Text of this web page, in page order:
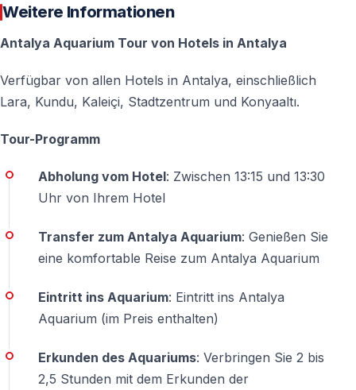
und entdecken Sie die faszinierende
Unterwasserwelt Antalyas.
Häufig gestellte Fragen (FAQ)
Wie lange dauert die Antalya Aquarium Tour?
Die Tour dauert in der Regel etwa 3–4 Stunden
inklusive Transfers und Freizeit im Aquarium.
Ist der Hoteltransfer im Preis inbegriffen?
Ja, der Abhol- und Rücktransfer aus den genannten
Regionen ist inklusive.
Ist die Tour für Kinder geeignet?
Ja, das Antalya Aquarium ist besonders
familienfreundlich und sehr beliebt bei Kindern.
Weitere Informationen
Antalya Aquarium Tour von Hotels in Antalya
Verfügbar von allen Hotels in Antalya, einschließlich
Lara, Kundu, Kaleiçi, Stadtzentrum und Konyaaltı.
Tour-Programm
Abholung vom Hotel: Zwischen 13:15 und 13:30
Uhr von Ihrem Hotel
Transfer zum Antalya Aquarium: Genießen Sie
eine komfortable Reise zum Antalya Aquarium
Eintritt ins Aquarium: Eintritt ins Antalya
Aquarium (im Preis enthalten)
Erkunden des Aquariums: Verbringen Sie 2 bis
2,5 Stunden mit dem Erkunden der